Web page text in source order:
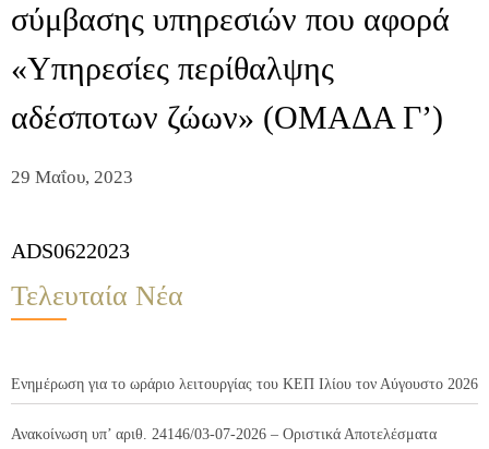
σύμβασης υπηρεσιών που αφορά
«Υπηρεσίες περίθαλψης
αδέσποτων ζώων» (ΟΜΑΔΑ Γ’)
29 Μαΐου, 2023
ADS0622023
Τελευταία Νέα
Ενημέρωση για το ωράριο λειτουργίας του ΚΕΠ Ιλίου τον Αύγουστο 2026
Ανακοίνωση υπ’ αριθ. 24146/03-07-2026 – Οριστικά Αποτελέσματα